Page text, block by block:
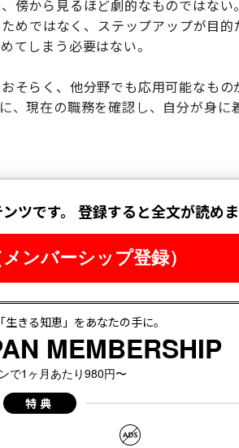
傍から見るほど劇的なものではない
めではなく、ステップアップが目的
てしまう必要はない。
そらく、他分野でも応用可能なも
、現在の職務を確認し、自分が身に